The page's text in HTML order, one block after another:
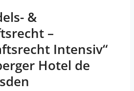
&
–
Intensiv“
Hotel de